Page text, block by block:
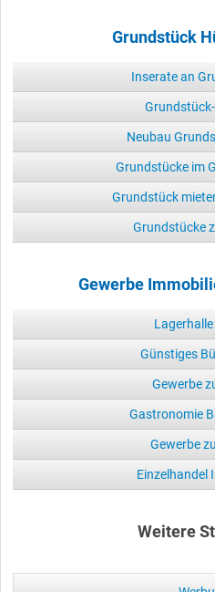
Grundstück
Inserate an
Neubau
Grundstücke im
Grundstück
Grundstücke
Gewerbe
Günstiges
Gewerbe
Gastronomie
Gewerbe
Einzelhandel
Weitere